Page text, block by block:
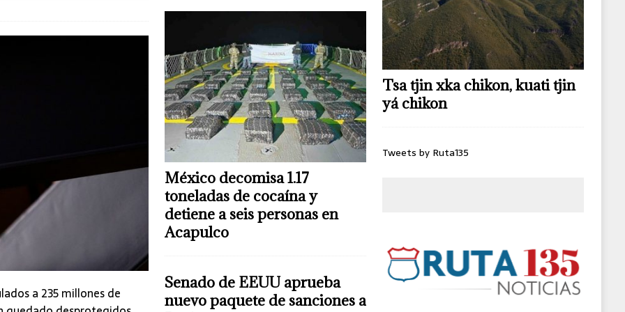
a 235 millones de
México decomisa 1.17
toneladas de cocaína y
detiene a seis personas en
Acapulco
Senado de EEUU aprueba
nuevo paquete de sanciones a
Tsa tjin xka chikon, kuati tjin
yá chikon
Tweets by Ruta135